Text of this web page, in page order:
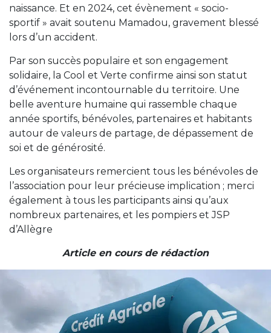
naissance. Et en 2024, cet évènement « socio-
sportif » avait soutenu Mamadou, gravement blessé
lors d’un accident.
Par son succès populaire et son engagement
solidaire, la Cool et Verte confirme ainsi son statut
d’événement incontournable du territoire. Une
belle aventure humaine qui rassemble chaque
année sportifs, bénévoles, partenaires et habitants
autour de valeurs de partage, de dépassement de
soi et de générosité.
Les organisateurs remercient tous les bénévoles de
l’association pour leur précieuse implication ; merci
également à tous les participants ainsi qu’aux
nombreux partenaires, et les pompiers et JSP
d’Allègre
Article en cours de rédaction